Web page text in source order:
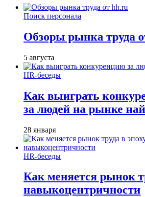
Поиск персонала
Обзоры рынка труда
5 августа
HR-беседы
Как выиграть
за людей на рынке
28 января
HR-беседы
Как меняется рынок
навыкоцентричности